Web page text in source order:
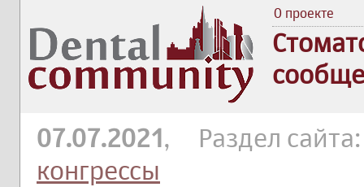
О проекте
07.07.2021, Раздел
конгрессы